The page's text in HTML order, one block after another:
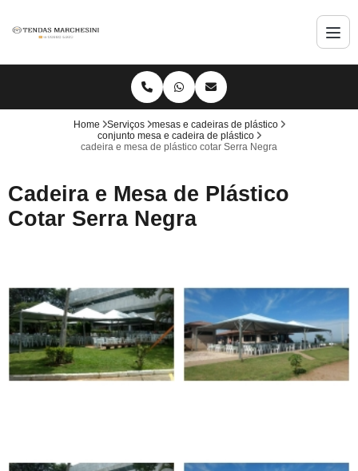
Home Serviços
mesas e cadeiras de plástico
conjunto mesa e cadeira de plástico
cadeira e mesa de plástico cotar Serra Negra
Cadeira e Mesa de Plástico
Cotar Serra Negra